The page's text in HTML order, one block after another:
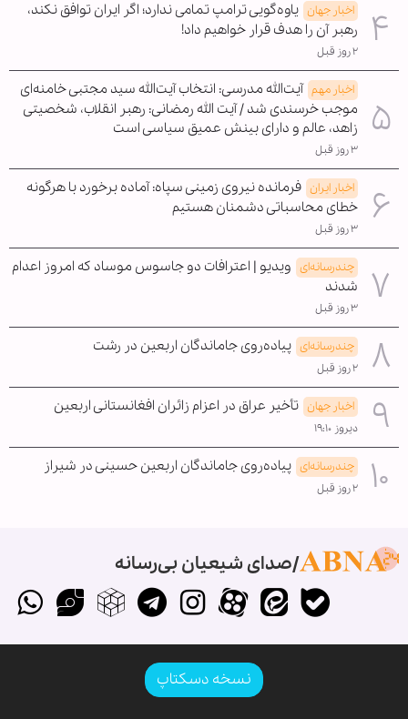
اخبار جهان یاوه‌گویی ترامپ تمامی ندارد؛ اگر ایران توافق نکند،
رهبر آن را هدف قرار خواهیم داد!
۲ روز قبل
اخبار مهم آیت‌الله مدرسی: انتخاب آیت‌الله سید مجتبی خامنه‌ای
موجب خرسندی شد / آیت الله رمضانی: رهبر انقلاب، شخصیتی
زاهد، عالم و دارای بینش عمیق سیاسی است
۳ روز قبل
اخبار ایران فرمانده نیروی زمینی سپاه: آماده برخورد با هرگونه
خطای محاسباتی دشمنان هستیم
۳ روز قبل
چندرسانه‌ای ویدیو | اعترافات دو جاسوس موساد که امروز اعدام
شدند
۳ روز قبل
چندرسانه‌ای پیاده‌روی جاماندگان اربعین در رشت
۲ روز قبل
اخبار جهان تأخیر عراق در اعزام زائران افغانستانی اربعین
دیروز ۱۹:۱۰
چندرسانه‌ای پیاده‌روی جاماندگان اربعین حسینی در شیراز
۲ روز قبل
صدای شیعیان بی‌رسانه
نسخه دسکتاپ